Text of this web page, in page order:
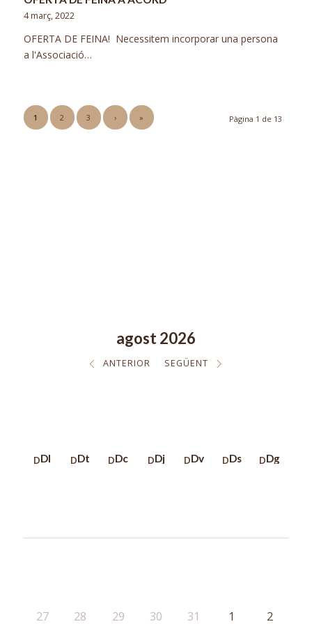
4 març, 2022
OFERTA DE FEINA! Necessitem incorporar una persona
a l'Associació…
Pàgina 1 de 13
1 2 3 › »
ANTERIOR
agost 2026
SEGÜENT
Dl Dt Dc Dj Dv Ds Dg
27 28 29 30 31 1 2